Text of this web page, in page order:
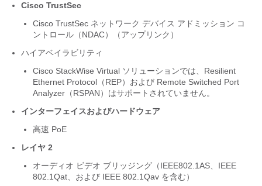
Cisco TrustSec
Cisco TrustSec ネットワーク デバイス アドミッション コ
ントロール（NDAC）（アップリンク）
ハイアベイラビリティ
Cisco StackWise Virtual ソリューションでは、Resilient
Ethernet Protocol（REP）および Remote Switched Port
Analyzer（RSPAN）はサポートされていません。
インターフェイスおよびハードウェア
高速 PoE
レイヤ 2
オーディオ ビデオ ブリッジング（IEEE802.1AS、IEEE
802.1Qat、および IEEE 802.1Qav を含む）